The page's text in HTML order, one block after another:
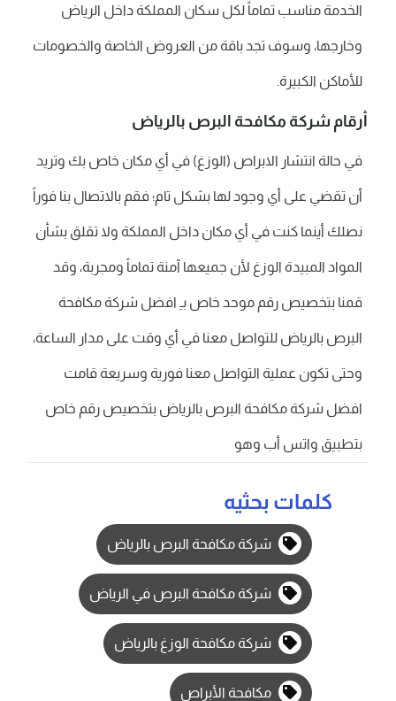
الخدمة مناسب تماماً لكل سكان المملكة داخل الرياض
وخارجها، وسوف تجد باقة من العروض الخاصة والخصومات
للأماكن الكبيرة.
أرقام شركة مكافحة البرص بالرياض
في حالة انتشار الابراص (الوزغ) في أي مكان خاص بك وتريد
أن تقضي على أي وجود لها بشكل تام؛ فقم بالاتصال بنا فوراً
نصلك أينما كنت في أي مكان داخل المملكة ولا تقلق بشأن
المواد المبيدة الوزغ لأن جميعها آمنة تماماً ومجربة، وقد
قمنا بتخصيص رقم موحد خاص بـِ افضل شركة مكافحة
البرص بالرياض للتواصل معنا في أي وقت على مدار الساعة،
وحتى تكون عملية التواصل معنا فورية وسريعة قامت
افضل شركة مكافحة البرص بالرياض بتخصيص رقم خاص
بتطبيق واتس أب وهو
كلمات بحثيه
شركة مكافحة البرص بالرياض
شركة مكافحة البرص في الرياض
شركة مكافحة الوزغ بالرياض
مكافحة الأبراص